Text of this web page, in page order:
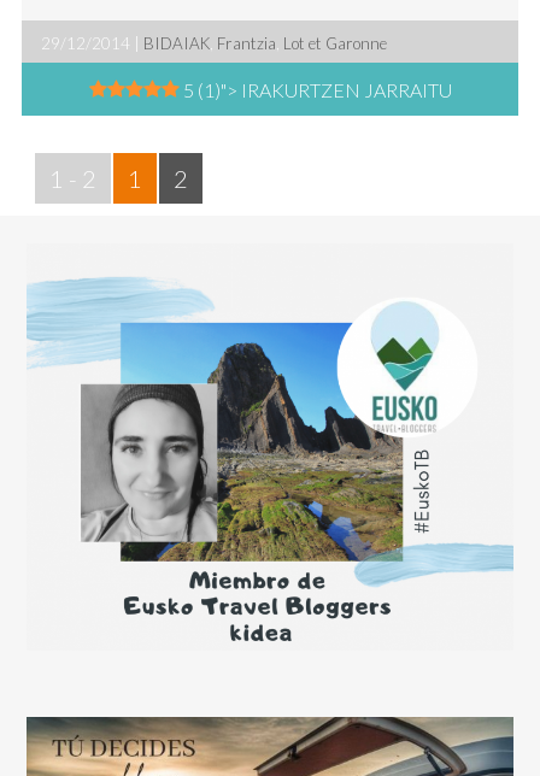
29/12/2014 | BIDAIAK Frantzia Lot et Garonne
5 (1)"> IRAKURTZEN JARRAITU
1 - 2 1 2